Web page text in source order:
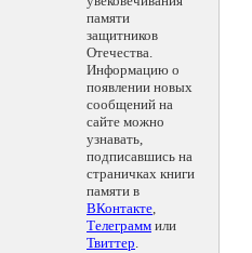
памяти
защитников
Отечества.
Информацию о
появлении новых
сообщений на
сайте можно
узнавать,
подписавшись на
страничках книги
памяти в
ВКонтакте,
Телеграмм или
Твиттер.